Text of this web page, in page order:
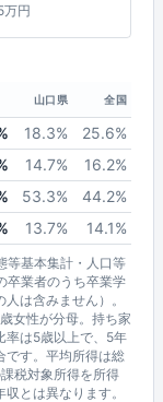
万円
山口県 全国
18.3%
25.6%
14.7%
16.2%
53.3%
44.2%
13.7% 14.1%
等基本集計・人口等
卒業者のうち卒業学
は含みません）。
女性が分母。持ち家
率は5歳以上で、5年
です。平均所得は総
税対象所得を所得
とは異なります。